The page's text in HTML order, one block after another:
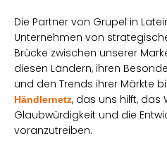
Die Partner von Grupel in
Unternehmen von
Brücke zwischen unserer
diesen Ländern, ihren
und den Trends ihrer Märkte
Händlernetz, das uns hilft, das
Glaubwürdigkeit und die
voranzutreiben.